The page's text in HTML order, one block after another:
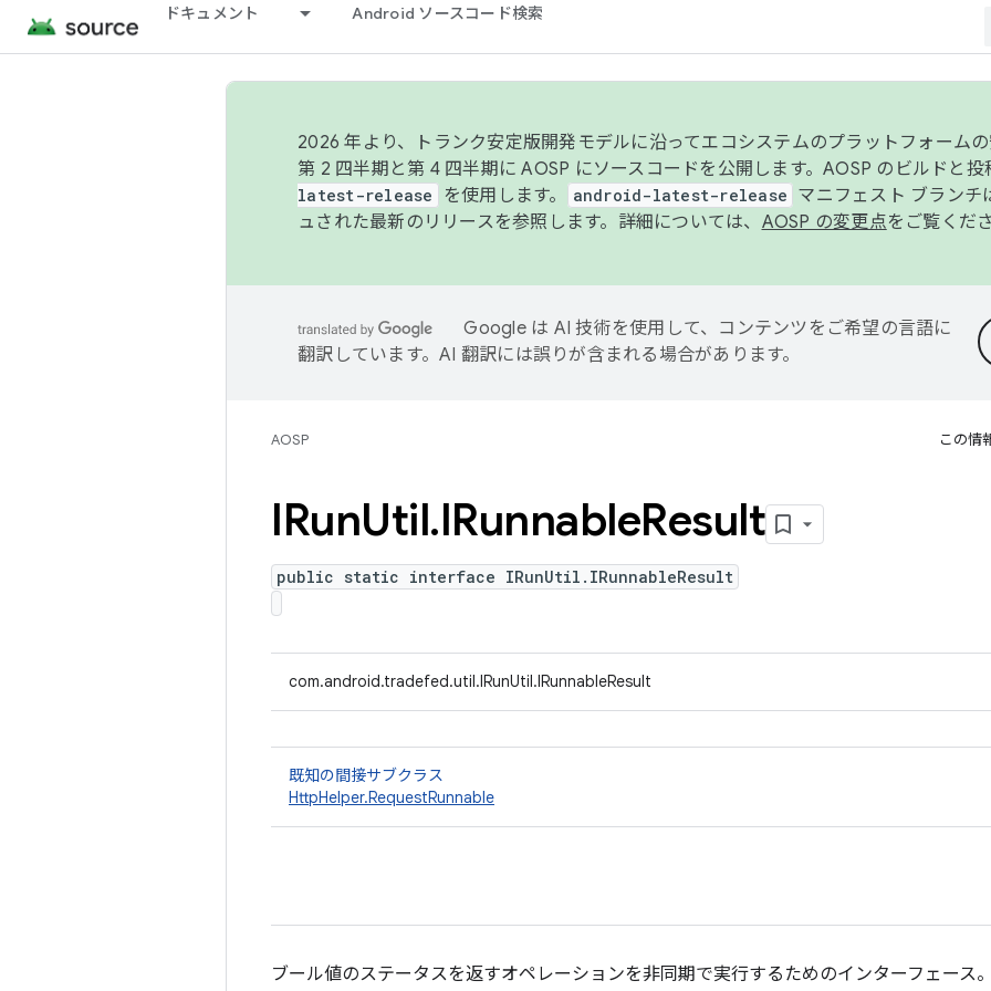
ドキュメント Android ソースコード検索
2026 年より、トランク安定版開発モデルに沿ってエコシステムのプラットフォーム
第 2 四半期と第 4 四半期に AOSP にソースコードを公開します。AOSP のビルドと投
latest-release を使用します。 android-latest-release マニフェスト ブランチ
ュされた最新のリリースを参照します。詳細については、 AOSP の変更点をご覧くだ
Google は AI 技術を使用して、コンテンツをご希望の言語に
翻訳しています。AI 翻訳には誤りが含まれる場合があります。
AOSP この情
IRunUtil.IRunnableResult
public static interface IRunUtil.IRunnableResult
com.android.tradefed.util.IRunUtil.IRunnableResult
既知の間接サブクラス
HttpHelper.RequestRunnable
ブール値のステータスを返すオペレーションを非同期で実行するためのインターフェース